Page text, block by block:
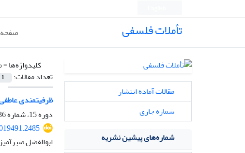
تأملات فلسفی
کلیدواژه‌ها =
تعداد مقالات:
1
ظرفیتمندی
دوره 15، شماره 36، بهمن 1404، صفحه
ابوالفضل
مقالات آماده انتشار
شماره جاری
شماره‌های پیشین نشریه